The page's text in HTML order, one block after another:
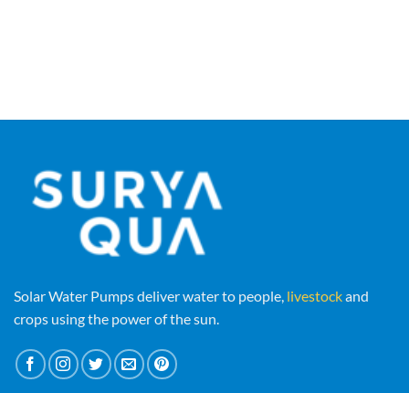
Solar Water Pumps deliver water to people, livestockand
crops using the power of the sun.